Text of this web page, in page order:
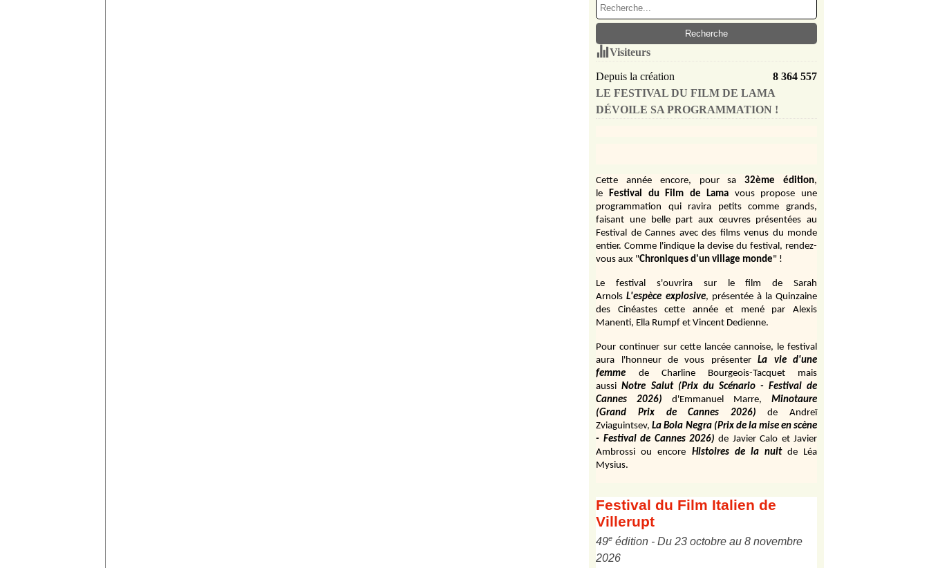
Visiteurs
Depuis la création
8 364 557
LE FESTIVAL DU FILM DE LAMA
DÉVOILE SA PROGRAMMATION !
Cette année encore, pour sa 32ème édition,
le Festival du Film de Lama vous propose une
programmation qui ravira petits comme grands,
faisant une belle part aux œuvres présentées au
Festival de Cannes avec des films venus du monde
entier. Comme l'indique la devise du festival, rendez-
vous aux "Chroniques d'un village monde" !
Le festival s'ouvrira sur le film de Sarah
Arnols L'espèce explosive, présentée à la Quinzaine
des Cinéastes cette année et mené par Alexis
Manenti, Ella Rumpf et Vincent Dedienne.
Pour continuer sur cette lancée cannoise, le festival
aura l'honneur de vous présenter
La vie d'une
femme
de Charline Bourgeois-Tacquet
mais
aussi Notre Salut (Prix du Scénario - Festival de
Cannes 2026)
d'Emmanuel Marre,
Minotaure
(Grand Prix de Cannes 2026)
de Andreï
Zviaguintsev,La Bola Negra (Prix de la mise en scène
- Festival de Cannes 2026) de Javier Calo et Javier
Ambrossi ou encore Histoires de la nuit de Léa
Mysius.
Festival du Film Italien de
Villerupt
49e édition - Du 23 octobre au 8 novembre
2026